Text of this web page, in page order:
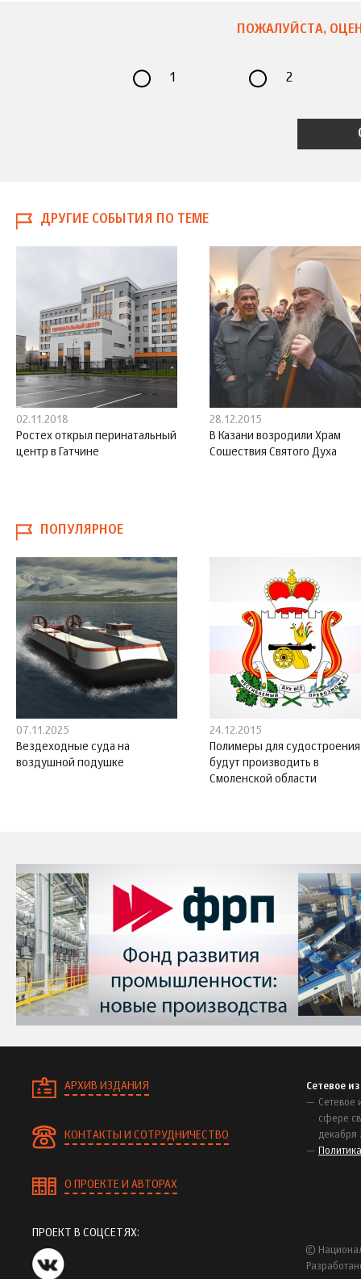
ПОЖАЛУЙСТА,
1 2
ДРУГИЕ СОБЫТИЯ ПО ТЕМЕ
02.11.2018
Ростех открыл перинатальный
центр в Гатчине
28.12.2015
В Казани возродили Храм
Cошествия Святого Духа
ПОПУЛЯРНОЕ
07.11.2025
Вездеходные суда на
воздушной подушке
24.12.2015
Полимеры для судостроения
будут производить в
Смоленской области
АРХИВ ИЗДАНИЯ
КОНТАКТЫ И СОТРУДНИЧЕСТВО
О ПРОЕКТЕ И АВТОРАХ
Сетевое
Сетевое
сфере
декабря
ПРОЕКТ В СОЦСЕТЯХ:
©